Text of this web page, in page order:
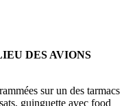
DES AVIONS
sur un des tarmacs
guinguette avec food